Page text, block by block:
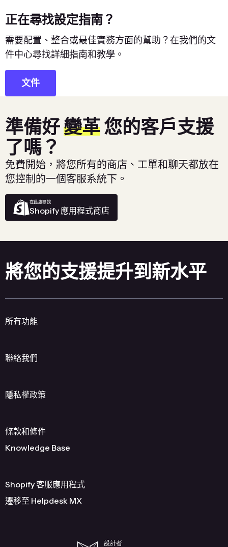
正在尋找設定指南？
需要配置、整合或最佳實務方面的幫助？在我們的文
件中心尋找詳細指南和教學。
文件
準備好變革您的客戶支援
了嗎？
免費開始，將您所有的商店、工單和聊天都放在
您控制的一個客服系統下。
在此處尋找
Shopify 應用程式商店
將您的支援提升到新水平
所有功能
聯絡我們
隱私權政策
條款和條件
Knowledge Base
Shopify 客服應用程式
遷移至 Helpdesk MX
設計者